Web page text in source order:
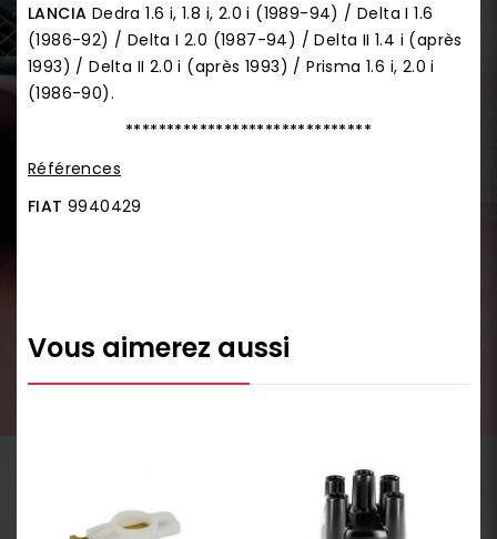
LANCIA Dedra 1.6 i, 1.8 i, 2.0 i (1989-94) / Delta I 1.6
(1986-92) / Delta I 2.0 (1987-94) / Delta II 1.4 i (après
1993) / Delta II 2.0 i (après 1993) / Prisma 1.6 i, 2.0 i
(1986-90).
******************************
Références
FIAT 9940429
Vous aimerez aussi